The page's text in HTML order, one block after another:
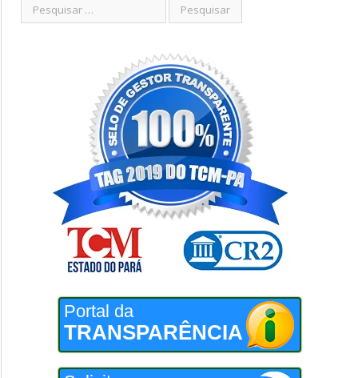
Portal da
TRANSPARÊNCIA